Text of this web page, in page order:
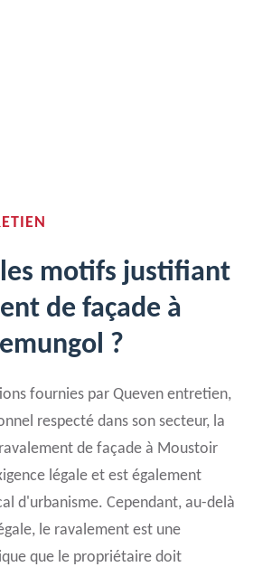
motifs justifiant
de façade à
?
fournies par Queven entretien,
respecté dans son secteur, la
de façade à Moustoir
légale et est également
d'urbanisme. Cependant, au-delà
le ravalement est une
que le propriétaire doit